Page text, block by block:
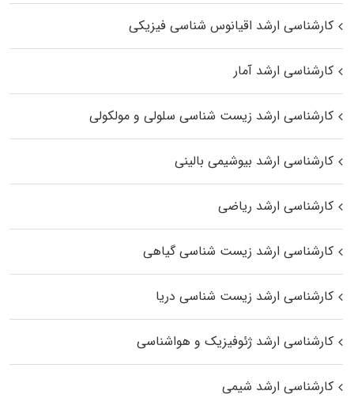
کارشناسی ارشد اقیانوس‌ شناسی فیزیکی
کارشناسی ارشد آمار
کارشناسی ارشد زیست شناسی سلولی و مولکولی
کارشناسی ارشد بیوشیمی بالینی
کارشناسی ارشد ریاضی
کارشناسی ارشد زیست‌ شناسی گیاهی
کارشناسی ارشد زیست‌ شناسی دریا
کارشناسی ارشد ژئوفیزیک و هواشناسی
کارشناسی ارشد شیمی